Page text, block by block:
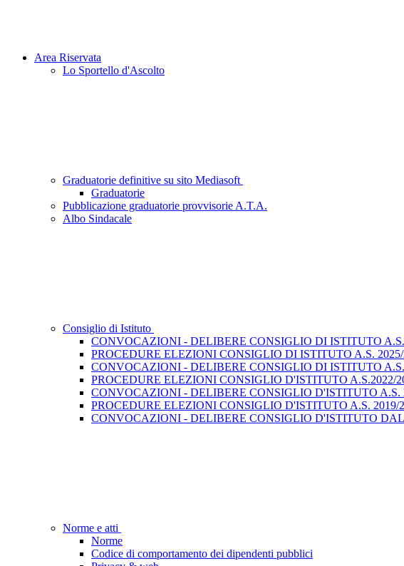
Area Riservata
Lo Sportello d'Ascolto
Graduatorie definitive su sito Mediasoft
Graduatorie
Pubblicazione graduatorie provvisorie A.T.A.
Albo Sindacale
Consiglio di Istituto
CONVOCAZIONI - DELIBERE CONSIGLIO DI ISTITUTO
PROCEDURE ELEZIONI CONSIGLIO DI ISTITUTO A.S. 2025/
CONVOCAZIONI - DELIBERE CONSIGLIO DI ISTITUTO A.S.
PROCEDURE ELEZIONI CONSIGLIO D'ISTITUTO A.S.2022/
CONVOCAZIONI - DELIBERE CONSIGLIO D'ISTITUTO A.S.
PROCEDURE ELEZIONI CONSIGLIO D'ISTITUTO A.S. 2019/
CONVOCAZIONI - DELIBERE CONSIGLIO D'ISTITUTO DAL
Norme e atti
Norme
Codice di comportamento dei dipendenti pubblici